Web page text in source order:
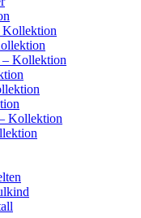
Kollektion
Kollektion
Kollektion